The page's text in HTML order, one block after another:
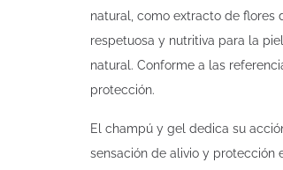
natural, como extracto de flores
respetuosa y nutritiva para la
natural. Conforme a las
protección.
El champú y gel dedica su
sensación de alivio y protección